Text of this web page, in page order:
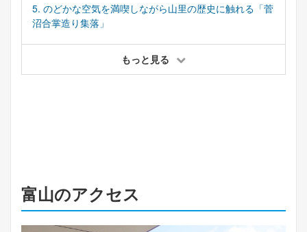
5. のどかな空気を満喫しながら山里の歴史に触れる「菅
沼合掌造り集落」
もっと見る
富山のアクセス